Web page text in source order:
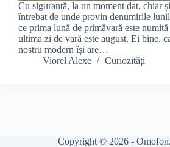
Cu siguranță, la un moment dat, chiar
întrebat de unde provin denumirile
ce prima lună de primăvară este numită
ultima zi de vară este august. Ei bine,
nostru modern își are…
Viorel Alexe
Curiozități
Copyright © 2026 -